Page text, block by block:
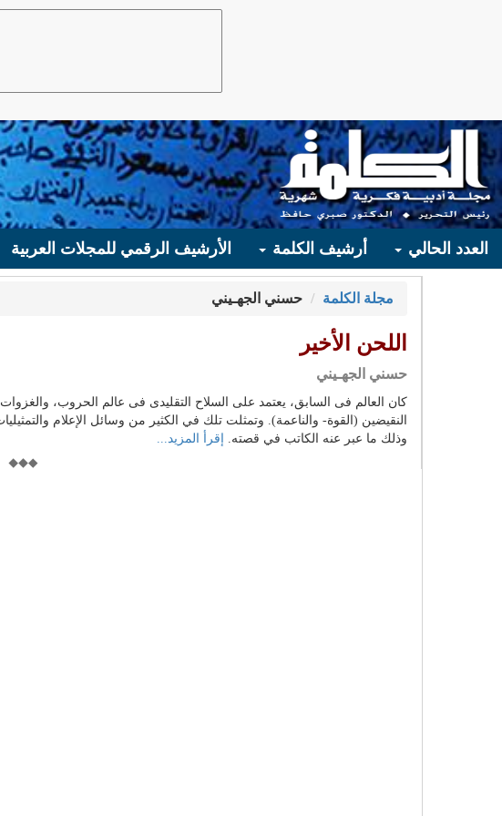
العدد الحالي أرشيف الكلمة الأرشيف الرقمي للمجلات العربية
مجلة الكلمة حسني الجهـيني
اللحن الأخير
حسني الجهـيني
كان العالم فى السابق، يعتمد على السلاح التقليدى فى عالم الحروب،
النقيضين (القوة- والناعمة). وتمثلت تلك في الكثير من وسائل الإعلام
وذلك ما عبر عنه الكاتب في قصته.
إقرأ المزيد...